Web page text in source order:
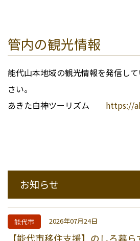
管内の観光情報
能代山本地域の観光情報を発信し
さい。
あきた白神ツーリズム https://
お知らせ
能代市 2026年07月24日
【能代市移住支援】のしろ暮ら